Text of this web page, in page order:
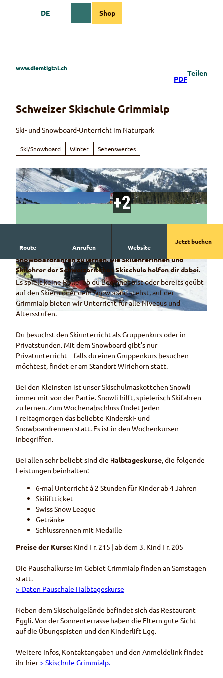
Informationen
DE Shop
www.diemtigtal.ch
PDF
Teilen
Schweizer Skischule Grimmialp
Ski- und Snowboard-Unterricht im Naturpark
Ski/Snowboard Winter Sehenswertes
© Schweizer Skischule Grimmialp
© Schweizer Skischule Grimmialp © Schweizer Skischule Grimmialp
Route Anrufen Website
Jetzt buchen
Die Grimmialp ist ein wunderbarer Ort um Ski- und
Snowboardfahren zu lernen. Die Skilehrerinnen und
Skilehrer der Schweizerischen Skischule helfen dir dabei.
Es spielt keine Rolle, ob du Beginner bist oder bereits geübt
auf den Skiern oder dem Snowboard stehst, auf der
Grimmialp bieten wir Unterricht für alle Niveaus und
Altersstufen.
Du besuchst den Skiunterricht als Gruppenkurs oder in
Privatstunden. Mit dem Snowboard gibt's nur
Privatunterricht – falls du einen Gruppenkurs besuchen
möchtest, findet er am Standort Wiriehorn statt.
Bei den Kleinsten ist unser Skischulmaskottchen Snowli
immer mit von der Partie. Snowli hilft, spielerisch Skifahren
zu lernen. Zum Wochenabschluss findet jeden
Freitagmorgen das beliebte Kinderski- und
Snowboardrennen statt. Es ist in den Wochenkursen
inbegriffen.
Bei allen sehr beliebt sind die Halbtageskurse, die folgende
Leistungen beinhalten:
6-mal Unterricht à 2 Stunden für Kinder ab 4 Jahren
Skiliftticket
Swiss Snow League
Getränke
Schlussrennen mit Medaille
Preise der Kurse: Kind Fr. 215 | ab dem 3. Kind Fr. 205
Die Pauschalkurse im Gebiet Grimmialp finden an Samstagen
statt.
> Daten Pauschale Halbtageskurse
Neben dem Skischulgelände befindet sich das Restaurant
Eggli. Von der Sonnenterrasse haben die Eltern gute Sicht
auf die Übungspisten und den Kinderlift Egg.
Weitere Infos, Kontaktangaben und den Anmeldelink findet
ihr hier> Skischule Grimmialp.